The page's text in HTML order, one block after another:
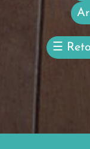
☰